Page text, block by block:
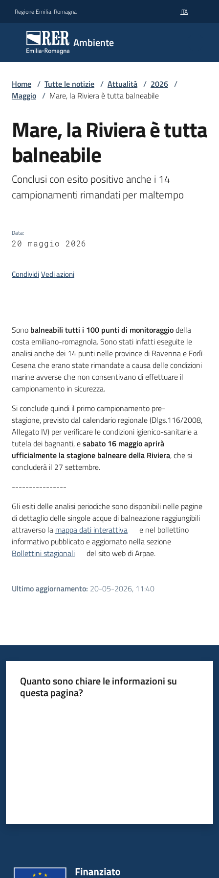
Regione Emilia-Romagna ITA
Ambiente
Ambiente
Servizi
Leggi
Atti
Bandi
Piani
Programmi
Home / Tutte le notizie / Attualità / 2026 /
Maggio / Mare, la Riviera è tutta balneabile
Salta al contenuto
Mare, la Riviera è tutta
balneabile
Conclusi con esito positivo anche i 14
campionamenti rimandati per maltempo
Data:
20 maggio 2026
CondividiVedi azioni
Introduzione
Sono balneabili tutti i 100 punti di monitoraggiodella
costa emiliano-romagnola. Sono stati infatti eseguite le
analisi anche dei 14 punti nelle province di Ravenna e Forlì-
Cesena che erano state rimandate a causa delle condizioni
marine avverse che non consentivano di effettuare il
campionamento in sicurezza.
Si conclude quindi il primo campionamento pre-
stagione, previsto dal calendario regionale (Dlgs.116/2008,
Allegato IV) per verificare le condizioni igienico-sanitarie a
tutela dei bagnanti, esabato 16 maggio aprirà
ufficialmente la stagione balneare della Riviera, che si
concluderà il 27 settembre.
----------------
Gli esiti delle analisi periodiche sono disponibili nelle pagine
di dettaglio delle singole acque di balneazione raggiungibili
attraverso la mappa dati interattiva
e nel bollettino
informativo pubblicato e aggiornato nella sezione
Bollettini stagionali
del sito web di Arpae.
Ultimo aggiornamento: 20-05-2026, 11:40
Quanto sono chiare le informazioni su
questa pagina?